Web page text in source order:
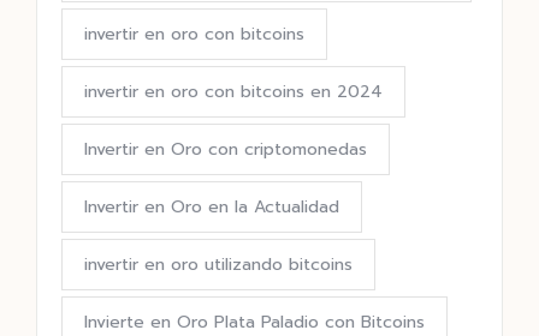
invertir en oro con bitcoins
invertir en oro con bitcoins en 2024
Invertir en Oro con criptomonedas
Invertir en Oro en la Actualidad
invertir en oro utilizando bitcoins
Invierte en Oro Plata Paladio con Bitcoins